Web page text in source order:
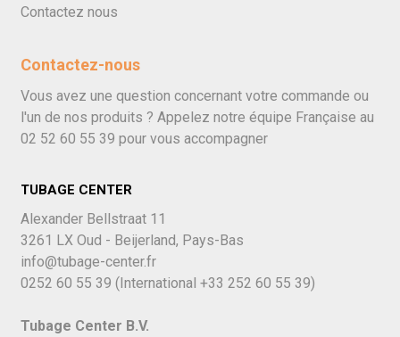
Contactez nous
Contactez-nous
Vous avez une question concernant votre commande ou
l'un de nos produits ? Appelez notre équipe Française au
02 52 60 55 39 pour vous accompagner
TUBAGE CENTER
Alexander Bellstraat 11
3261 LX Oud - Beijerland, Pays-Bas
info@tubage-center.fr
0252 60 55 39 (International +33 252 60 55 39)
Tubage Center B.V.